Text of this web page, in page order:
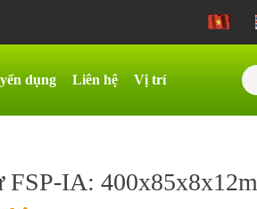
dụng Liên hệ Vị trí
FSP-IA: 400x85x8x12m